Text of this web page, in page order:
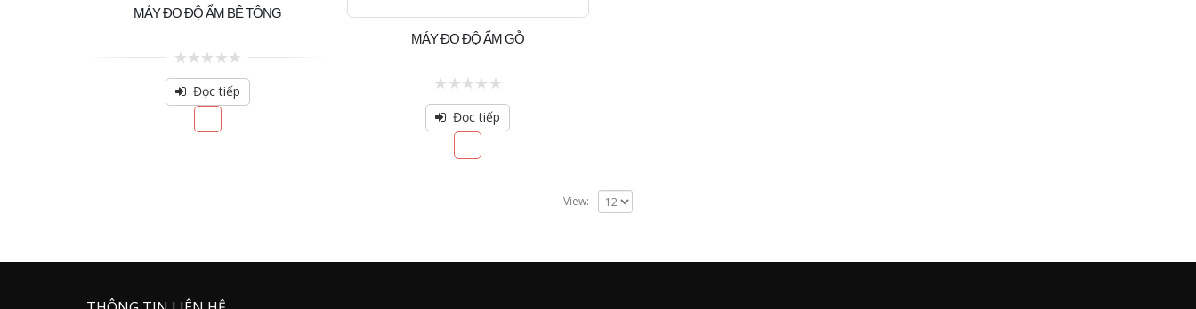
MÁY ĐO ĐỘ ẨM BÊ TÔNG
0
out
of
Đọc tiếp
MÁY ĐO ĐỘ ẨM GỖ
0
out
of
Đọc tiếp
View: